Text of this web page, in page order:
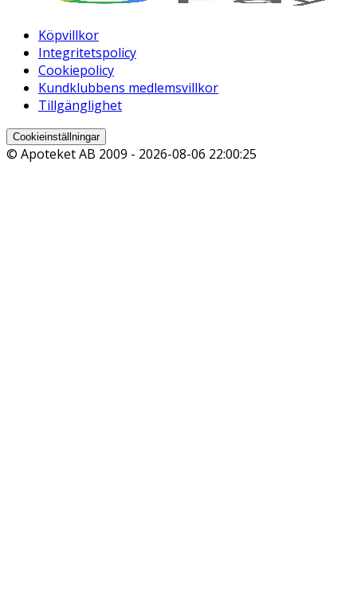
Köpvillkor
Integritetspolicy
Cookiepolicy
Kundklubbens medlemsvillkor
Tillgänglighet
Cookieinställningar
© Apoteket AB 2009 - 2026-08-06 22:00:25